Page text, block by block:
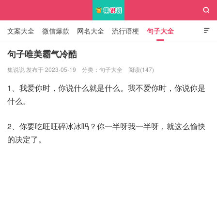

文案大全 微信爆款 网名大全 流行语梗 句子大全
知识大全

句子唯美霸气冷酷
集说说 发布于 2023-05-19 分类： 句子大全 阅读(147)
1、我爱你时，你说什么就是什么。我不爱你时，你说你是
什么。
2、你要吃旺旺碎冰冰吗？你一半呀我一半呀，就这么愉快
的决定了。